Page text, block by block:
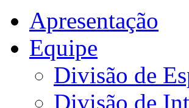
Apresentação
Equipe
Divisão de
Divisão de